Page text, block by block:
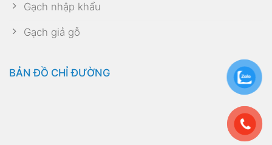
Gạch nhập khẩu
Gạch giả gỗ
BẢN ĐỒ CHỈ ĐƯỜNG